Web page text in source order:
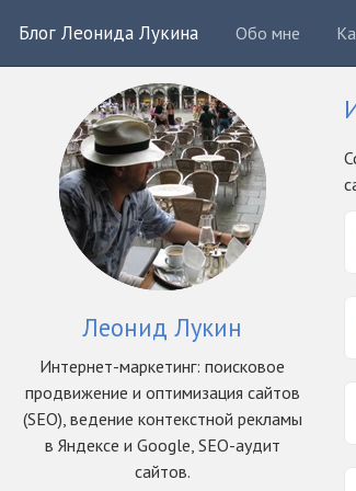
Блог Леонида Лукина Обо мне
Леонид Лукин
Интернет-маркетинг: поисковое
продвижение и оптимизация сайтов
(SEO), ведение контекстной рекламы
в Яндексе и Google, SEO-аудит
сайтов.